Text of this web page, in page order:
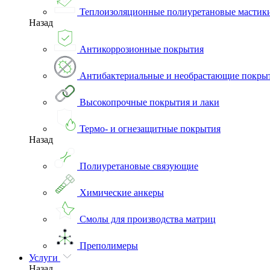
Теплоизоляционные полиуретановые
Назад
Антикоррозионные покрытия
Антибактериальные и необрастающие
Высокопрочные покрытия и лаки
Термо- и огнезащитные покрытия
Назад
Полиуретановые связующие
Химические анкеры
Смолы для производства матриц
Преполимеры
Услуги